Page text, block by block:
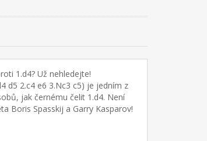
1.d4? Už nehledejte!
d5 2.c4 e6 3.Nc3 c5) je jedním z
jak černému čelit 1.d4. Není
Boris Spasskij a Garry Kasparov!